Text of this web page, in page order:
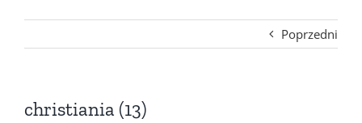
Poprzedni
christiania (13)